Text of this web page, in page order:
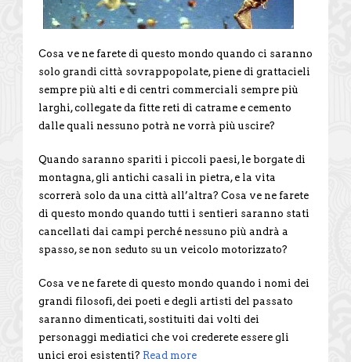
Cosa ve ne farete di questo mondo quando ci saranno
solo grandi città sovrappopolate, piene di grattacieli
sempre più alti e di centri commerciali sempre più
larghi, collegate da fitte reti di catrame e cemento
dalle quali nessuno potrà ne vorrà più uscire?
Quando saranno spariti i piccoli paesi, le borgate di
montagna, gli antichi casali in pietra, e la vita
scorrerà solo da una città all’altra? Cosa ve ne farete
di questo mondo quando tutti i sentieri saranno stati
cancellati dai campi perché nessuno più andrà a
spasso, se non seduto su un veicolo motorizzato?
Cosa ve ne farete di questo mondo quando i nomi dei
grandi filosofi, dei poeti e degli artisti del passato
saranno dimenticati, sostituiti dai volti dei
personaggi mediatici che voi crederete essere gli
unici eroi esistenti? Read more